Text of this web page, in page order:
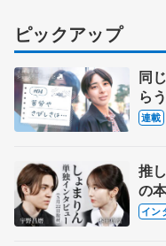
ピックアップ
同
ら
と
連載
推
の
田
イン